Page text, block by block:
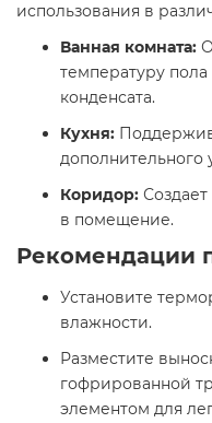
использования в
Ванная комната:
температуру
конденсата.
Кухня:
дополнительного
Коридор:
в помещение.​
Рекомендации
Установите
влажности.
Разместите
гофрированной
элементом для